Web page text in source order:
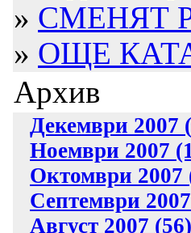
» СМЕНЯТ
» ОЩЕ
Архив
Декември 2007
Ноември 2007
Октомври 2007
Септември
Август 2007 (56)